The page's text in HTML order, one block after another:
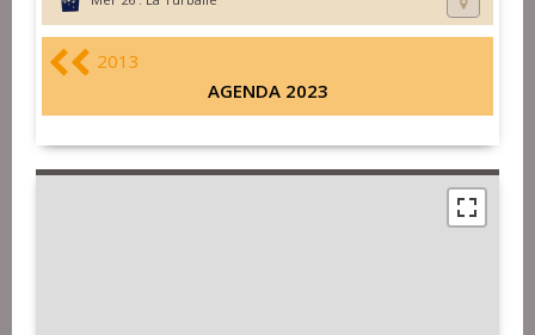
2013
AGENDA 2023